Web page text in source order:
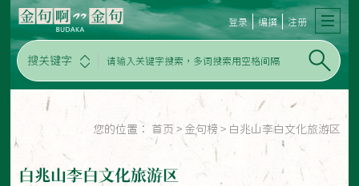
搜关键字
登录 编撰 注册
您的位置： 首页 > 金句榜 > 白兆山李白文化旅游区
白兆山李白文化旅游区